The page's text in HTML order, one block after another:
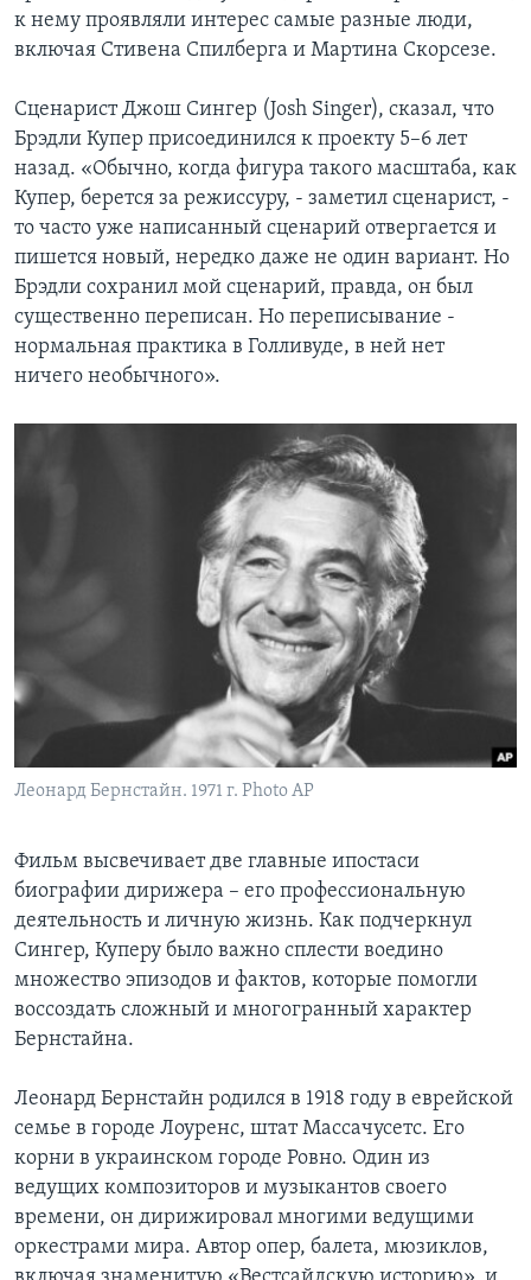
к нему проявляли интерес самые разные люди,
включая Стивена Спилберга и Мартина Скорсезе.
Сценарист Джош Сингер (Josh Singer), сказал, что
Брэдли Купер присоединился к проекту 5–6 лет
назад. «Обычно, когда фигура такого масштаба, как
Купер, берется за режиссуру, - заметил сценарист, -
то часто уже написанный сценарий отвергается и
пишется новый, нередко даже не один вариант. Но
Брэдли сохранил мой сценарий, правда, он был
существенно переписан. Но переписывание -
нормальная практика в Голливуде, в ней нет
ничего необычного».
Леонард Бернстайн. 1971 г. Photo AP
Фильм высвечивает две главные ипостаси
биографии дирижера – его профессиональную
деятельность и личную жизнь. Как подчеркнул
Сингер, Куперу было важно сплести воедино
множество эпизодов и фактов, которые помогли
воссоздать сложный и многогранный характер
Бернстайна.
Леонард Бернстайн родился в 1918 году в еврейской
семье в городе Лоуренс, штат Массачусетс. Его
корни в украинском городе Ровно. Один из
ведущих композиторов и музыкантов своего
времени, он дирижировал многими ведущими
оркестрами мира. Автор опер, балета, мюзиклов,